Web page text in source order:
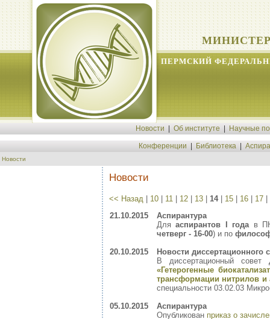
ПЕРМСКИЙ
Новости Об институте Научные
Конференции Библиотека
Новости
Новости
<< Назад | 10 | 11 | 12 | 13 | 14| 15 | 16 | 17 |
21.10.2015
Аспирантура
Дляаспирантов I годав
четверг - 16-00) и по
20.10.2015
Новости диссертационного
В диссертационный
«Гетерогенные
трансформации нитрилов
специальности 03.02.03
05.10.2015
Аспирантура
Опубликован приказ о